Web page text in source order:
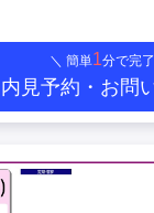
＼ 簡単1分で完
内見予約・お問